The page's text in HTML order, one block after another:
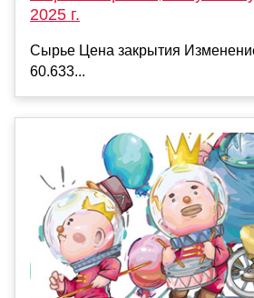
2025 г.
Сырье Цена закрытия
60.633...